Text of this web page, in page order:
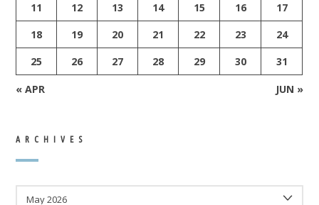
11
12 13 14 15 16
17
18
19 20 21 22 23
24
25
26 27 28 29 30 31
« APR JUN »
ARCHIVES